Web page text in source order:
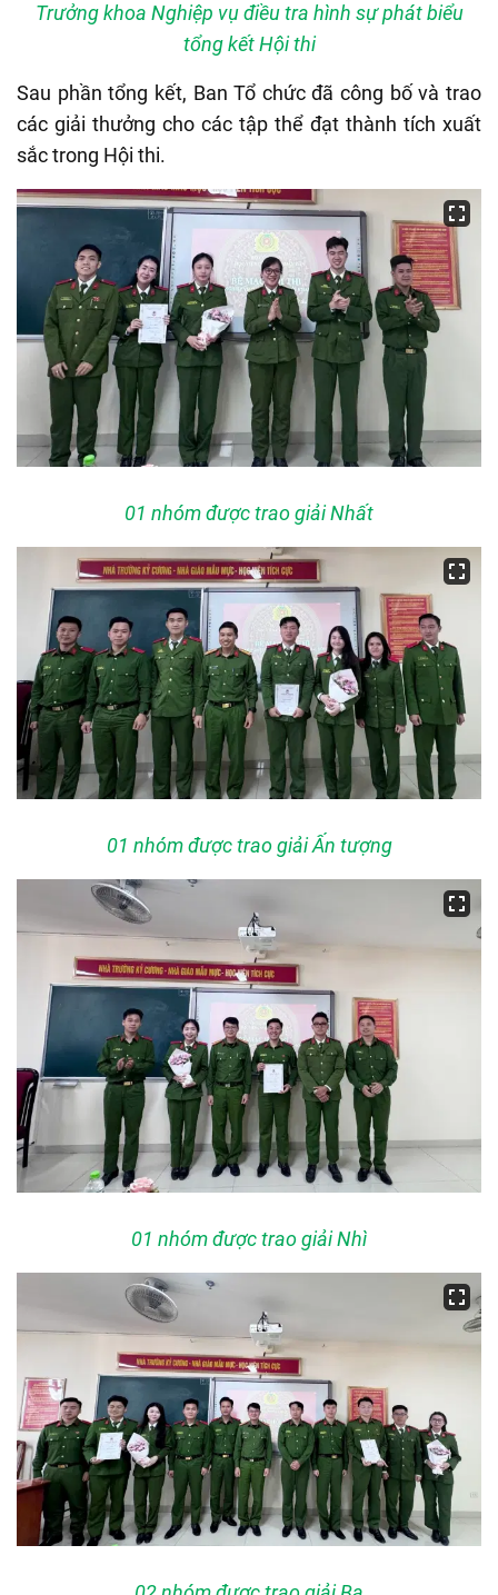
Trưởng khoa Nghiệp vụ điều tra hình sự phát biểu
tổng kết Hội thi
Sau phần tổng kết, Ban Tổ chức đã công bố và trao
các giải thưởng cho các tập thể đạt thành tích xuất
sắc trong Hội thi.
01 nhóm được trao giải Nhất
01 nhóm được trao giải Ấn tượng
01 nhóm được trao giải Nhì